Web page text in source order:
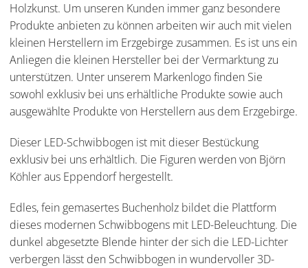
Holzkunst. Um unseren Kunden immer ganz besondere
Produkte anbieten zu können arbeiten wir auch mit vielen
kleinen Herstellern im Erzgebirge zusammen. Es ist uns ein
Anliegen die kleinen Hersteller bei der Vermarktung zu
unterstützen. Unter unserem Markenlogo finden Sie
sowohl exklusiv bei uns erhältliche Produkte sowie auch
ausgewählte Produkte von Herstellern aus dem Erzgebirge.
Dieser LED-Schwibbogen ist mit dieser Bestückung
exklusiv bei uns erhältlich. Die Figuren werden von Björn
Köhler aus Eppendorf hergestellt.
Edles, fein gemasertes Buchenholz bildet die Plattform
dieses modernen Schwibbogens mit LED-Beleuchtung. Die
dunkel abgesetzte Blende hinter der sich die LED-Lichter
verbergen lässt den Schwibbogen in wundervoller 3D-